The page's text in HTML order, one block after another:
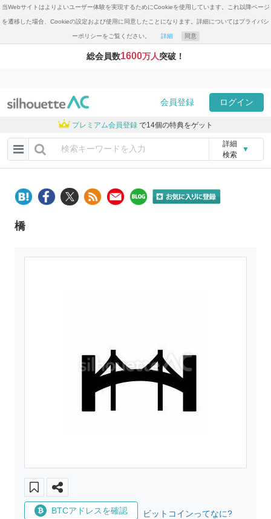
当Webサイトはよりよいユーザー体験を実現するためにCookieを使用しています。これ以降ページ
を遷移した場合、Cookieの設定および使用に同意したことになります。詳細についてはプライバシ
ーポリシーをご覧ください。 詳細 同意
総会員数1600万人突破！
会員登録 ログイン
プレミアム会員登録 で14個の特典をゲット
詳細
検索
▼
橋
BTCアドレスを確認 ビットコインってなに?